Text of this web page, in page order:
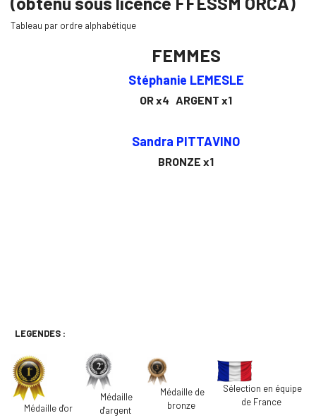
Tableau par ordre alphabétique
FEMMES
Stéphanie LEMESLE
OR x4 ARGENT x1
Sandra PITTAVINO
BRONZE x1
LEGENDES :
Médaille d'or
Médaille
d'argent
Médaille de
bronze
Sélection en équipe
de France